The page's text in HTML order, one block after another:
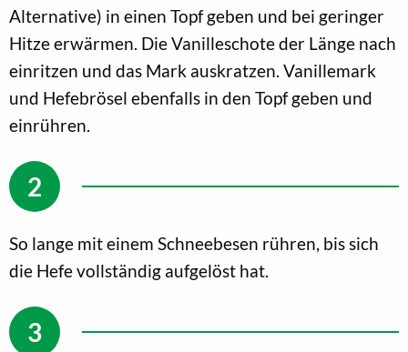
Alternative) in einen Topf geben und bei geringer
Hitze erwärmen. Die Vanilleschote der Länge nach
einritzen und das Mark auskratzen. Vanillemark
und Hefebrösel ebenfalls in den Topf geben und
einrühren.
So lange mit einem Schneebesen rühren, bis sich
die Hefe vollständig aufgelöst hat.